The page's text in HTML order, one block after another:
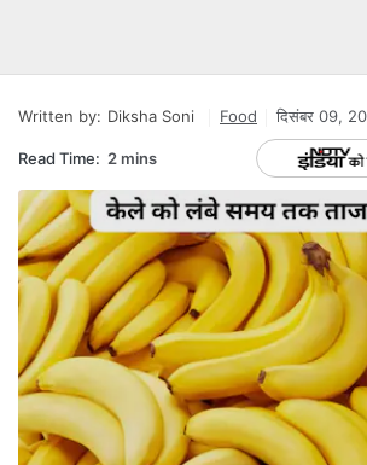
Written by: Diksha Soni Food दिसंबर 09,
Read Time: 2 mins